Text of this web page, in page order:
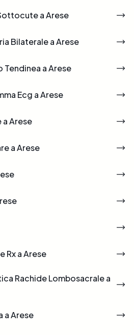
a Arese
Bilaterale a Arese
Tendinea a Arese
Ecg a Arese
a Arese
a Arese
Rx a Arese
Rachide Lombosacrale a
a Arese